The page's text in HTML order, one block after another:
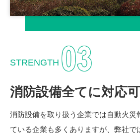
STRENGTH
消防設備全てに対応
消防設備を取り扱う企業では自動火災
ている企業も多くありますが、弊社で